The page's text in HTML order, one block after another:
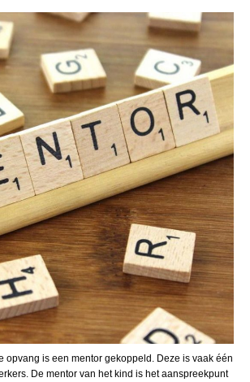
opvang is een mentor gekoppeld. Deze is vaak één
De mentor van het kind is het aanspreekpunt